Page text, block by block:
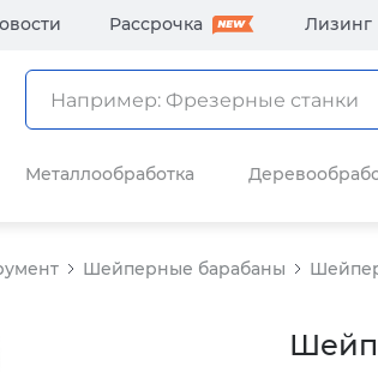
Рассрочка Лизинг
Металлообработка
Шейперные барабаны